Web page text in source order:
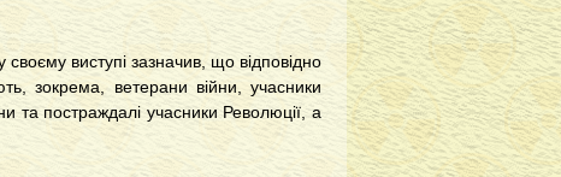
виступі зазначив, що відповідно
зокрема, ветерани війни, учасники
та постраждалі учасники Революції, а